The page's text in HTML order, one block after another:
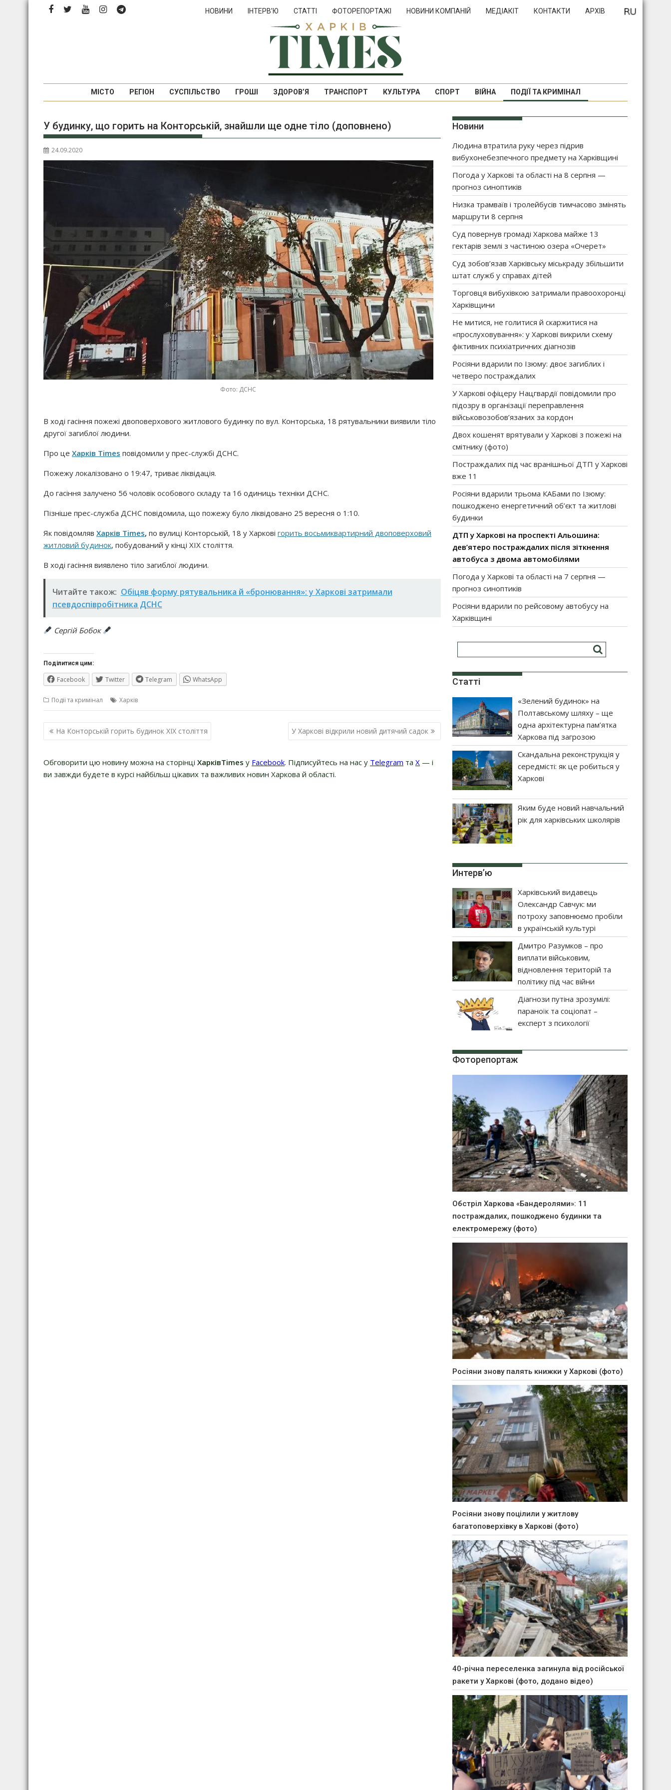
Перейти
НОВИНИ ІНТЕРВ’Ю СТАТТІ ФОТОРЕПОРТАЖІ НОВИНИ КОМПАНІЙ МЕДІАКІТ КОНТАКТИ АРХІВ
МІСТО РЕГІОН СУСПІЛЬСТВО ГРОШІ ЗДОРОВ’Я ТРАНСПОРТ КУЛЬТУРА СПОРТ ВІЙНА ПОДІЇ ТА КРИМІНАЛ
У будинку, що горить на Конторській, знайшли ще одне тіло (доповнено)
24.09.2020
Фото: ДСНС
В ході гасіння пожежі двоповерхового житлового будинку по вул. Конторська, 18 рятувальники виявили тіло
другої загиблої людини.
Про це Харків Times повідомили у прес-службі ДСНС.
Пожежу локалізовано о 19:47, триває ліквідація.
До гасіння залучено 56 чоловік особового складу та 16 одиниць техніки ДСНС.
Пізніше прес-служба ДСНС повідомила, що пожежу було ліквідовано 25 вересня о 1:10.
Як повідомляв Харків Times, по вулиці Конторській, 18 у Харкові горить восьмиквартирний двоповерховий
житловий будинок, побудований у кінці XIX століття.
В ході гасіння виявлено тіло загиблої людини.
Читайте також: Обіцяв форму рятувальника й «бронювання»: у Харкові затримали
псевдоспівробітника ДСНС
Сергій Бобок
Поділитися цим:
Facebook Twitter Telegram WhatsApp
Події та кримінал Харків
Навігація
записів
На Конторській горить будинок XIX століття У Харкові відкрили новий дитячий садок
Обговорити цю новину можна на сторінці ХарківTimes у Facebook. Підписуйтесь на нас у Telegram та Х — і
ви завжди будете в курсі найбільш цікавих та важливих новин Харкова й області.
Новини
Людина втратила руку через підрив
вибухонебезпечного предмету на Харківщині
Погода у Харкові та області на 8 серпня —
прогноз синоптиків
Низка трамваїв і тролейбусів тимчасово змінять
маршрути 8 серпня
Суд повернув громаді Харкова майже 13
гектарів землі з частиною озера «Очерет»
Суд зобов’язав Харківську міськраду збільшити
штат служб у справах дітей
Торговця вибухівкою затримали правоохоронці
Харківщини
Не митися, не голитися й скаржитися на
«прослуховування»: у Харкові викрили схему
фіктивних психіатричних діагнозів
Росіяни вдарили по Ізюму: двоє загиблих і
четверо постраждалих
У Харкові офіцеру Нацгвардії повідомили про
підозру в організації переправлення
військовозобов’язаних за кордон
Двох кошенят врятували у Харкові з пожежі на
смітнику (фото)
Постраждалих під час вранішньої ДТП у Харкові
вже 11
Росіяни вдарили трьома КАБами по Ізюму:
пошкоджено енергетичний об’єкт та житлові
будинки
ДТП у Харкові на проспекті Альошина:
дев’ятеро постраждалих після зіткнення
автобуса з двома автомобілями
Погода у Харкові та області на 7 серпня —
прогноз синоптиків
Росіяни вдарили по рейсовому автобусу на
Харківщині
Статті
«Зелений будинок» на
Полтавському шляху – ще
одна архітектурна пам’ятка
Харкова під загрозою
Скандальна реконструкція у
середмісті: як це робиться у
Харкові
Яким буде новий навчальний
рік для харківських школярів
Интерв’ю
Харківський видавець
Олександр Савчук: ми
потроху заповнюємо пробіли
в українській культурі
Дмитро Разумков – про
виплати військовим,
відновлення територій та
політику під час війни
Діагнози путіна зрозумілі:
параноїк та соціопат –
експерт з психології
Фоторепортаж
Обстріл Харкова «Бандеролями»: 11
постраждалих, пошкоджено будинки та
електромережу (фото)
Росіяни знову палять книжки у Харкові (фото)
Росіяни знову поцілили у житлову
багатоповерхівку в Харкові (фото)
40-річна переселенка загинула від російської
ракети у Харкові (фото, додано відео)